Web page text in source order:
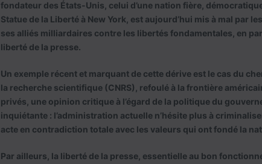
fondateur des États-Unis, celui d’une nation fière,
Statue de la Liberté à New York, est aujourd’hui mis à mal par
ses alliés milliardaires contre les libertés fondamentales, en
liberté de la presse.
Un exemple récent et marquant de cette dérive est le cas du
la recherche scientifique (CNRS), refoulé à la frontière
privés, une opinion critique à l’égard de la politique du
inquiétante : l’administration actuelle n’hésite plus à
acte en contradiction totale avec les valeurs qui ont fondé la
Par ailleurs, la liberté de la presse, essentielle au bon